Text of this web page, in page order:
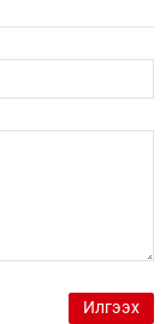
Илгээх